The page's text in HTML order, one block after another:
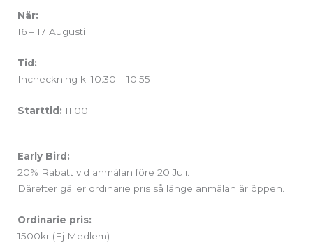
När:
16 – 17 Augusti
Tid:
Incheckning kl 10:30 – 10:55
Starttid: 11:00
Early Bird:
20% Rabatt vid anmälan före 20 Juli.
Därefter gäller ordinarie pris så länge anmälan är öppen.
Ordinarie pris:
1500kr (Ej Medlem)